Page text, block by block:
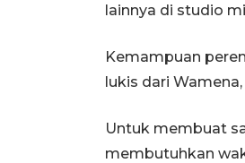
lainnya di studio
Kemampuan
lukis dari
Untuk membuat
membutuhkan